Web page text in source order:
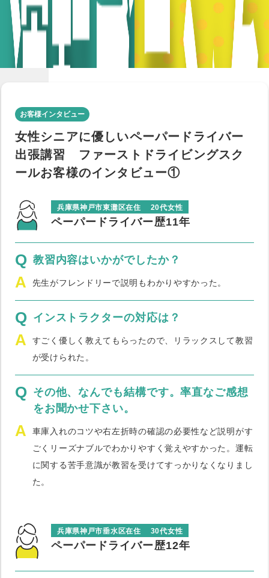
お客様インタビュー
女性シニアに優しいペーパードライバー
出張講習 ファーストドライビングスク
ールお客様のインタビュー①
兵庫県神戸市東灘区在住 20代女性
ペーパードライバー歴11年
Q 教習内容はいかがでしたか？
A 先生がフレンドリーで説明もわかりやすかった。
Q インストラクターの対応は？
A
すごく優しく教えてもらったので、リラックスして教習
が受けられた。
Q その他、なんでも結構です。率直なご感想
をお聞かせ下さい。
A
車庫入れのコツや右左折時の確認の必要性など説明がす
ごくリーズナブルでわかりやすく覚えやすかった。運転
に関する苦手意識が教習を受けてすっかりなくなりまし
た。
兵庫県神戸市垂水区在住 30代女性
ペーパードライバー歴12年